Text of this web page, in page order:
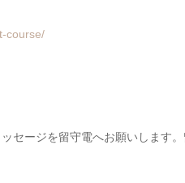
course/
セージを留守電へお願いします